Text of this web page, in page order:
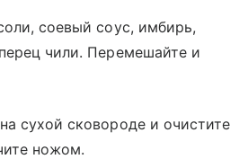
соевый соус, имбирь,
чили. Перемешайте и
сухой сковороде и очистите
ножом.